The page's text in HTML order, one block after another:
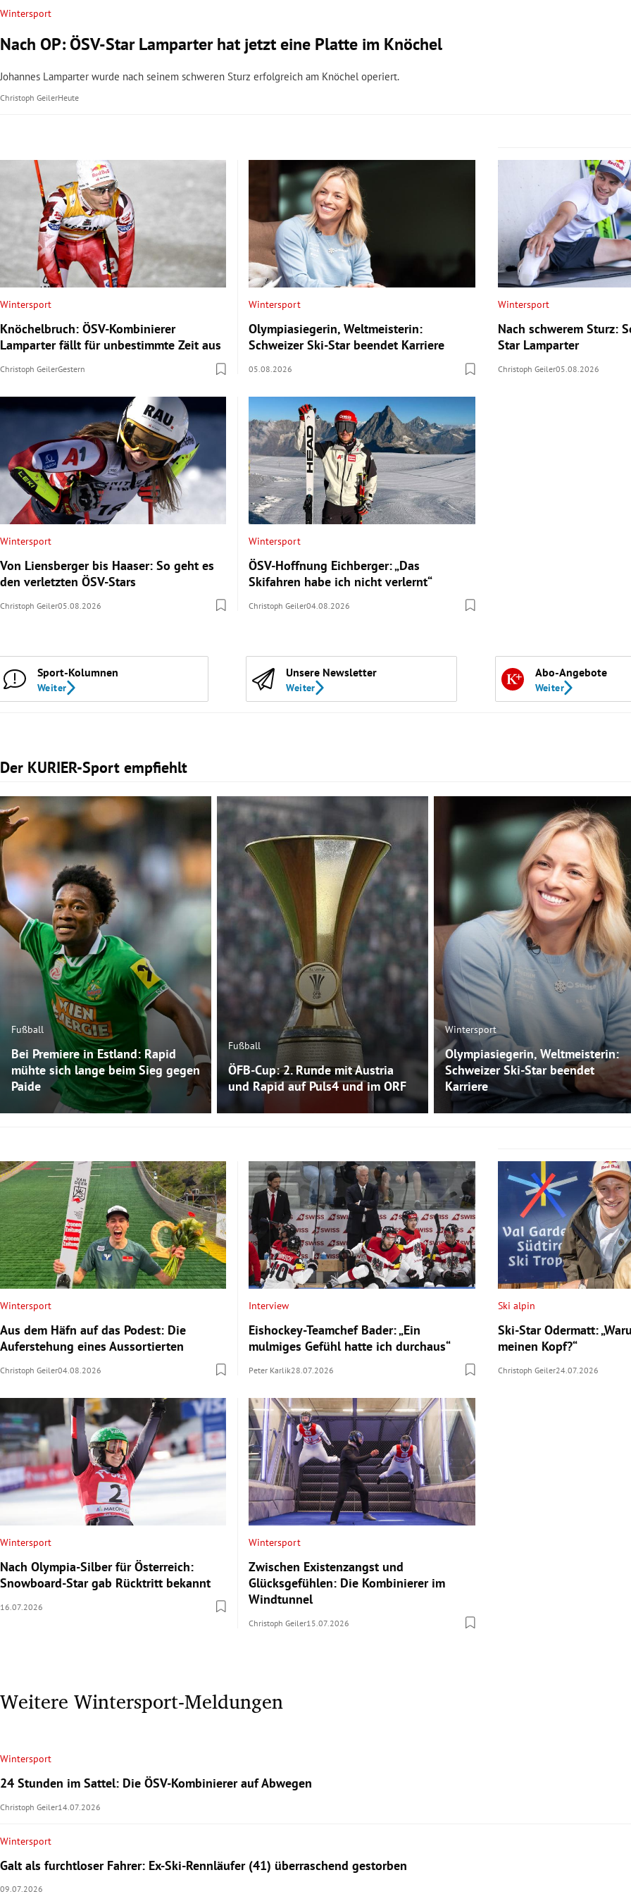
Wintersport
Nach OP: ÖSV-Star Lamparter hat jetzt eine Platte im Knöchel
Johannes Lamparter wurde nach seinem schweren Sturz erfolgreich am Knöchel operiert.
Christoph GeilerHeute
Wintersport
Knöchelbruch: ÖSV-Kombinierer
Lamparter fällt für unbestimmte Zeit aus
Christoph GeilerGestern
Wintersport
Olympiasiegerin, Weltmeisterin:
Schweizer Ski-Star beendet Karriere
05.08.2026
Wintersport
Nach schwerem Sturz:
Star Lamparter
Christoph Geiler05.08.2026
Wintersport
Von Liensberger bis Haaser: So geht es
den verletzten ÖSV-Stars
Christoph Geiler05.08.2026
Wintersport
ÖSV-Hoffnung Eichberger: „Das
Skifahren habe ich nicht verlernt“
Christoph Geiler04.08.2026
Sport-Kolumnen
Weiter
Unsere Newsletter
Weiter
Abo-Angebote
Weiter
Der KURIER-Sport empfiehlt
Slide 1 von 2
Fußball
Bei Premiere in Estland: Rapid
mühte sich lange beim Sieg gegen
Paide
Fußball
ÖFB-Cup: 2. Runde mit Austria
und Rapid auf Puls4 und im ORF
Wintersport
Olympiasiegerin, Weltmeisterin:
Schweizer Ski-Star beendet
Karriere
Wintersport
Aus dem Häfn auf das Podest: Die
Auferstehung eines Aussortierten
Christoph Geiler04.08.2026
Interview
Eishockey-Teamchef Bader: „Ein
mulmiges Gefühl hatte ich durchaus“
Peter Karlik28.07.2026
Ski alpin
Ski-Star Odermatt:
meinen Kopf?“
Christoph Geiler24.07.2026
Wintersport
Nach Olympia-Silber für Österreich:
Snowboard-Star gab Rücktritt bekannt
16.07.2026
Wintersport
Zwischen Existenzangst und
Glücksgefühlen: Die Kombinierer im
Windtunnel
Christoph Geiler15.07.2026
Weitere Wintersport-Meldungen
Wintersport
24 Stunden im Sattel: Die ÖSV-Kombinierer auf Abwegen
Christoph Geiler14.07.2026
Wintersport
Galt als furchtloser Fahrer: Ex-Ski-Rennläufer (41) überraschend gestorben
09.07.2026